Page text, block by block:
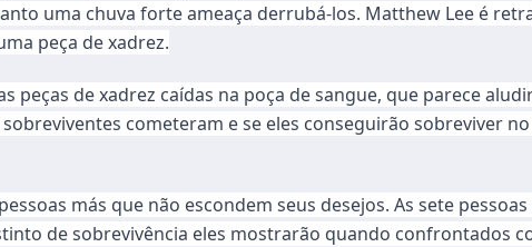
uma chuva forte ameaça derrubá-los. Matthew Lee é
peça de xadrez.
peças de xadrez caídas na poça de sangue, que parece
cometeram e se eles conseguirão sobreviver
más que não escondem seus desejos. As sete
de sobrevivência eles mostrarão quando confrontados